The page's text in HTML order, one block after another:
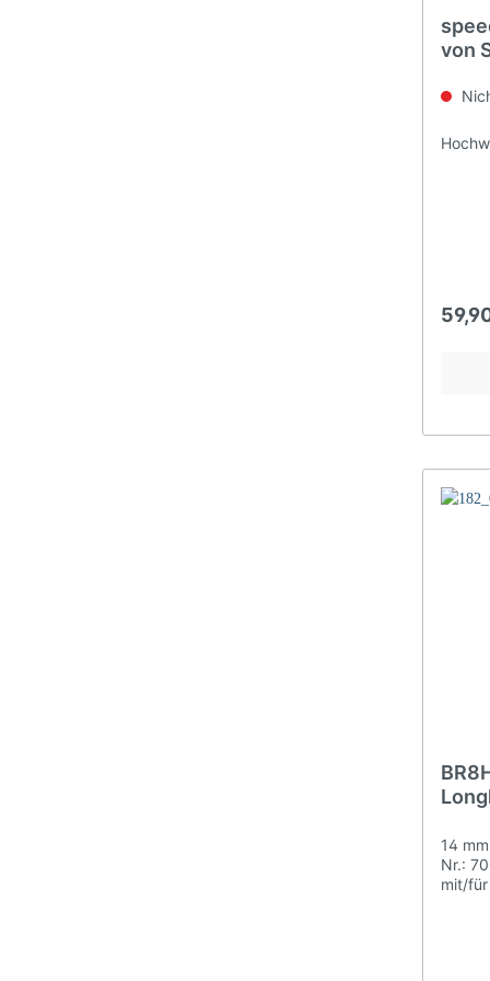
von
ATV
14
Nr.:
mit/für